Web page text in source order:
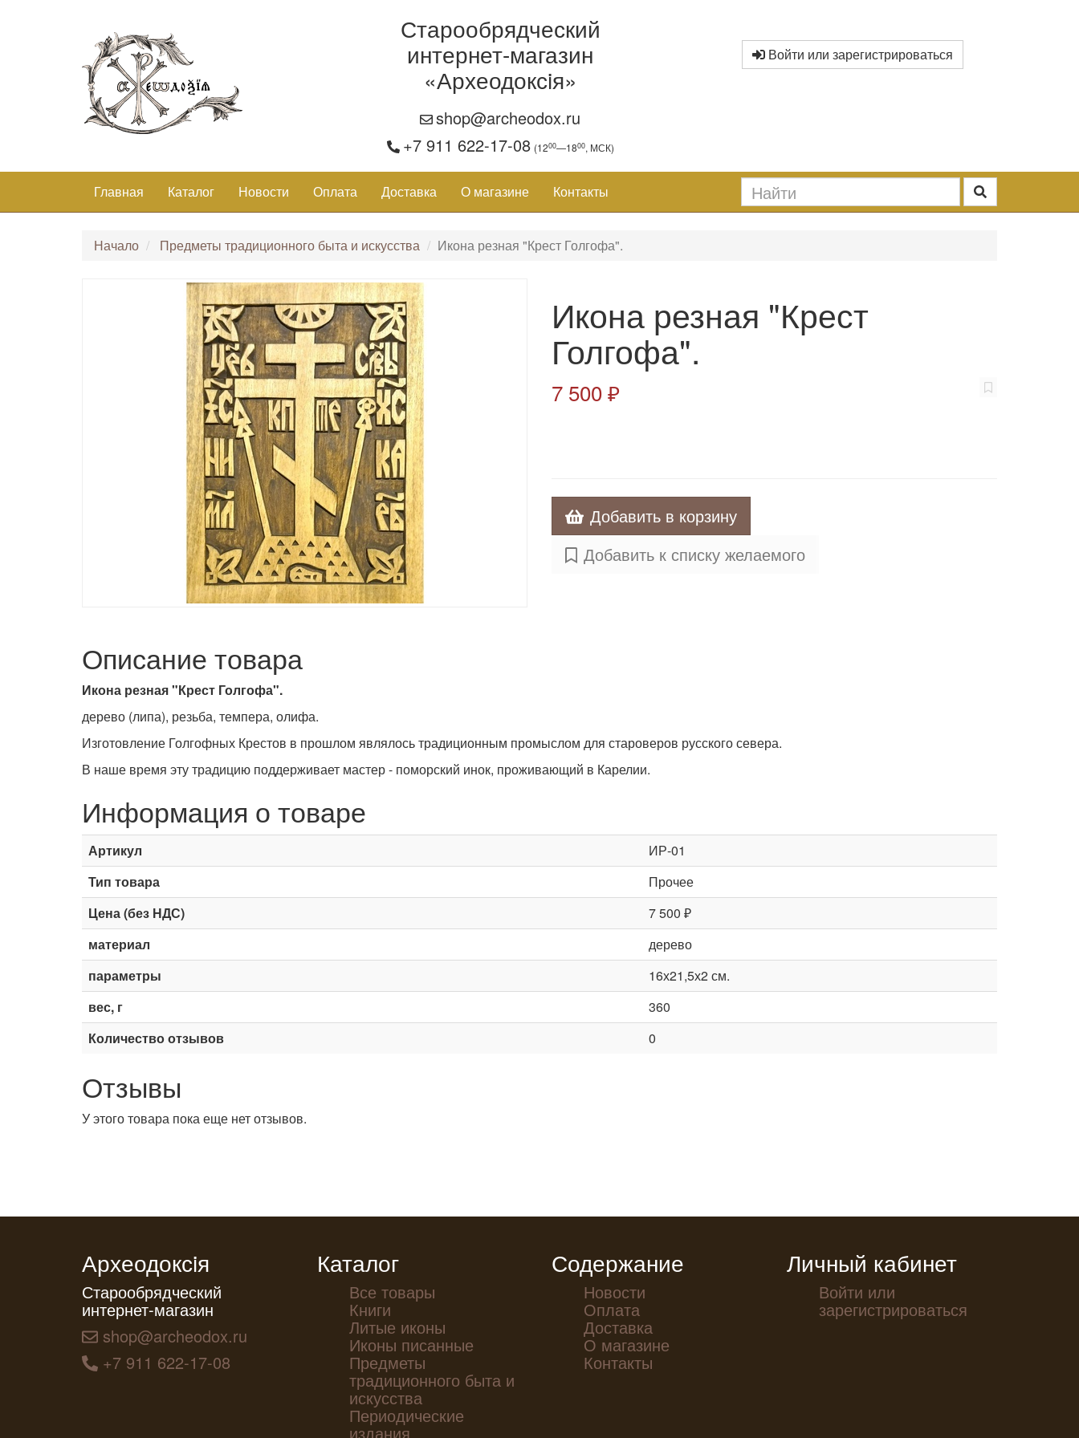
Старообрядческий
интернет-магазин
«Археодоксiя»
shop@archeodox.ru
+7 911 622-17-08 (1200—1800, МСК)
Войти или зарегистрироваться
Главная Каталог Новости Оплата Доставка О магазине Контакты
Начало Предметы традиционного быта и искусства Икона резная "Крест Голгофа".
Икона резная "Крест
Голгофа".
7 500 ₽
Добавить в корзину
Добавить к списку желаемого
Описание товара
Икона резная "Крест Голгофа".
дерево (липа), резьба, темпера, олифа.
Изготовление Голгофных Крестов в прошлом являлось традиционным промыслом для староверов русского севера.
В наше время эту традицию поддерживает мастер - поморский инок, проживающий в Карелии.
Информация о товаре
Артикул
ИР-01
Тип товара
Прочее
Цена (без НДС)
7 500 ₽
материал
дерево
параметры
16х21,5х2 см.
вес, г
360
Количество отзывов
0
Отзывы
У этого товара пока еще нет отзывов.
Археодоксiя
Старообрядческий
интернет-магазин
shop@archeodox.ru
+7 911 622-17-08
Каталог
Все товары
Книги
Литые иконы
Иконы писанные
Предметы
традиционного быта и
искусства
Периодические
издания
Содержание
Новости
Оплата
Доставка
О магазине
Контакты
Личный кабинет
Войти или
зарегистрироваться